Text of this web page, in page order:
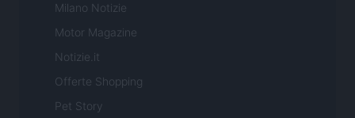
Milano Notizie
Motor Magazine
Notizie.it
Offerte Shopping
Pet Story